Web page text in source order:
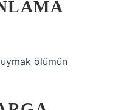
ölümün